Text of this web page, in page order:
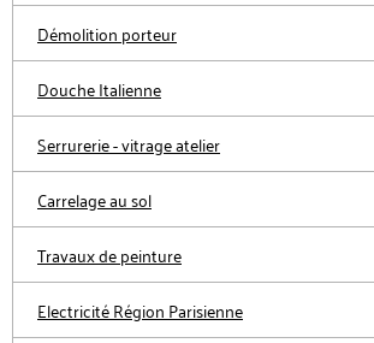
Démolition porteur
Douche Italienne
Serrurerie - vitrage atelier
Carrelage au sol
Travaux de peinture
Electricité Région Parisienne